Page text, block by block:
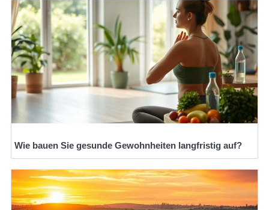
Wie bauen Sie gesunde Gewohnheiten langfristig auf?